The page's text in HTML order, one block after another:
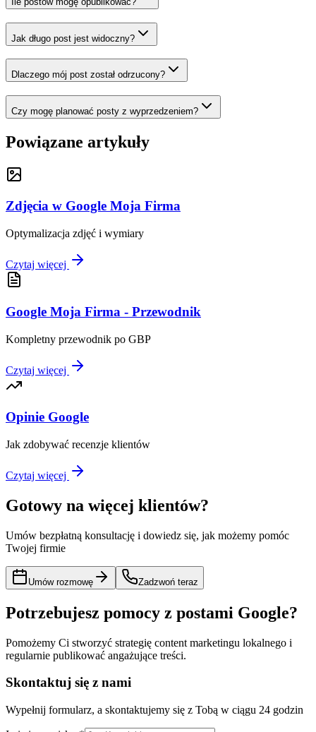
Jak długo post jest widoczny?
Dlaczego mój post został odrzucony?
Czy mogę planować posty z wyprzedzeniem?
Powiązane artykuły
Zdjęcia w Google Moja Firma
Optymalizacja zdjęć i wymiary
Czytaj więcej
Google Moja Firma - Przewodnik
Kompletny przewodnik po GBP
Czytaj więcej
Opinie Google
Jak zdobywać recenzje klientów
Czytaj więcej
Gotowy na więcej klientów?
Umów bezpłatną konsultację i dowiedz się, jak możemy pomóc
Twojej firmie
Umów rozmowę Zadzwoń teraz
Potrzebujesz pomocy z postami Google?
Pomożemy Ci stworzyć strategię content marketingu lokalnego i
regularnie publikować angażujące treści.
Skontaktuj się z nami
Wypełnij formularz, a skontaktujemy się z Tobą w ciągu 24 godzin